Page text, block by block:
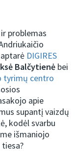
problemas
DIGIRES
Balčytienė bei
tyrimų centro
apie
supantį vaizdų
kodėl svarbu
išmaniojo